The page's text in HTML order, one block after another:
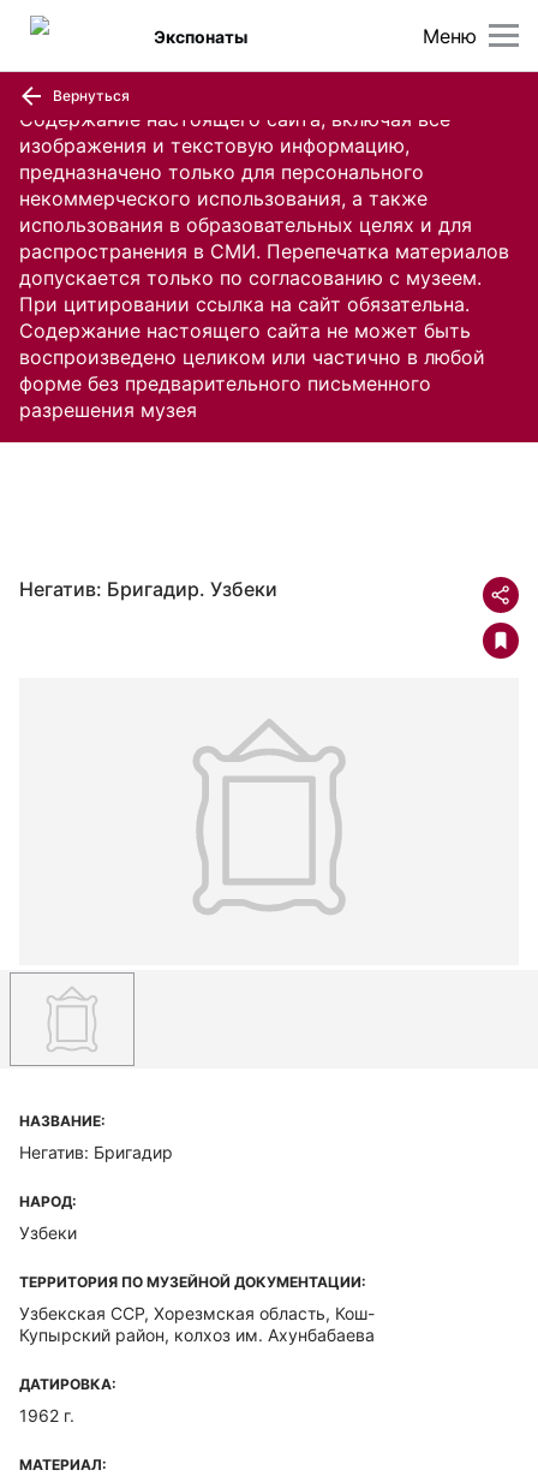
Содержание настоящего сайта, включая все
изображения и текстовую информацию,
предназначено только для персонального
некоммерческого использования, а также
использования в образовательных целях и для
распространения в СМИ. Перепечатка материалов
допускается только по согласованию с музеем.
При цитировании ссылка на сайт обязательна.
Содержание настоящего сайта не может быть
воспроизведено целиком или частично в любой
форме без предварительного письменного
разрешения музея
Меню
Экспонаты
Вернуться
Негатив: Бригадир. Узбеки
НАЗВАНИЕ:
Негатив: Бригадир
НАРОД:
Узбеки
ТЕРРИТОРИЯ ПО МУЗЕЙНОЙ ДОКУМЕНТАЦИИ:
Узбекская ССР, Хорезмская область, Кош-
Купырский район, колхоз им. Ахунбабаева
ДАТИРОВКА:
1962 г.
МАТЕРИАЛ: